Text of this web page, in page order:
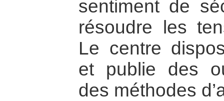
sentiment de
résoudre les
Le centre
et publie des
des méthodes